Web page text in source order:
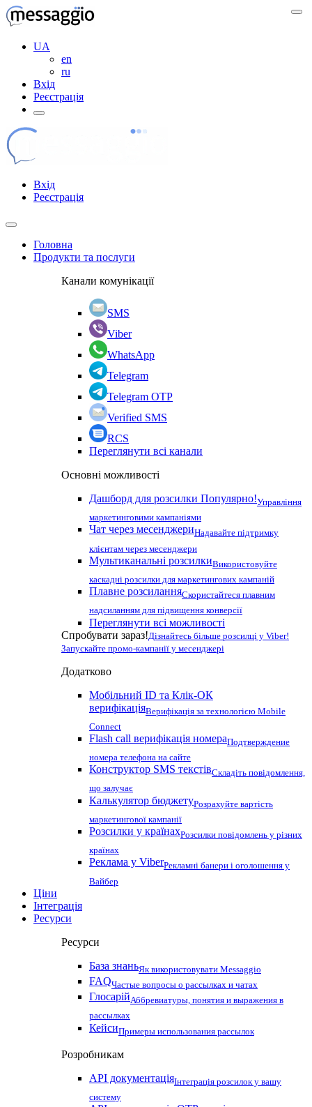
UA
en
ru
Вхід
Реєстрація
Вхід
Реєстрація
Головна
Продукти та послуги
Канали комунікації
SMS
Viber
WhatsApp
Telegram
Telegram OTP
Verified SMS
RCS
Переглянути всі канали
Основні можливості
Дашборд для розсилки Популярно!Управління
маркетинговими кампаніями
Чат через месенджериНадавайте підтримку
клієнтам через месенджери
Мультиканальні розсилкиВикористовуйте
каскадні розсилки для маркетингових кампаній
Плавне розсиланняСкористайтеся плавним
надсиланням для підвищення конверсії
Переглянути всі можливості
Спробувати зараз!Дізнайтесь більше розсилці у Viber!
Запускайте промо-кампанії у месенджері
Додатково
Мобільний ID та Клік-ОК
верифікаціяВерифікація за технологією Mobile
Connect
Flash call верифікація номераПодтверждение
номера телефона на сайте
Конструктор SMS текстівСкладіть повідомлення,
що залучає
Калькулятор бюджетуРозрахуйте вартість
маркетингової кампанії
Розсилки у країнахРозсилки повідомлень у різних
країнах
Реклама у ViberРекламні банери і оголошення у
Вайбер
Ціни
Інтеграція
Ресурси
Ресурси
База знаньЯк використовувати Messaggio
FAQЧастые вопросы о рассылках и чатах
ГлосарійАббревиатуры, понятия и выражения в
рассылках
КейсиПримеры использования рассылок
Розробникам
API документаціяІнтеграція розсилок у вашу
систему